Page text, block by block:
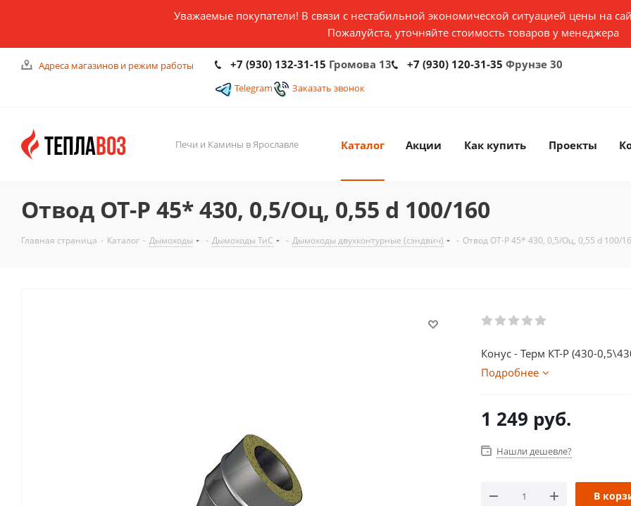
Уважаемые покупатели! В связи с нестабильной экономической ситуацией цены на
Пожалуйста, уточняйте стоимость товаров у менеджера
Адреса магазинов и режим работы +7 (930) 132-31-15 Громова 13 +7 (930) 120-31-35 Фрунзе 30
Telegram Заказать звонок
Печи и Камины в Ярославле Каталог Акции Как купить Проекты
Отвод ОТ-Р 45* 430, 0,5/Оц, 0,55 d 100/160
Главная страница - Каталог - Дымоходы - Дымоходы ТиС - Дымоходы двухконтурные (сэндвич) - Отвод ОТ-Р 45* 430, 0,5/Оц, 0,55 d 100/
Конус - Терм КТ-Р (430-
Подробнее
1 249 руб.
Нашли дешевле?
В